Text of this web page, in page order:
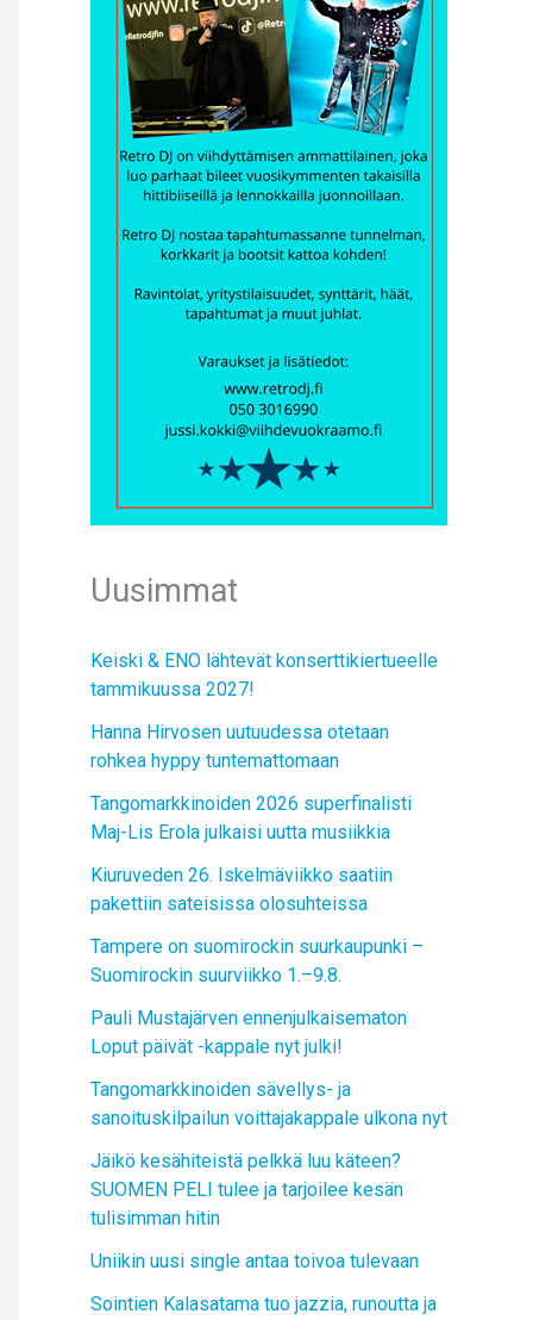
Uusimmat
Keiski & ENO lähtevät konserttikiertueelle
tammikuussa 2027!
Hanna Hirvosen uutuudessa otetaan
rohkea hyppy tuntemattomaan
Tangomarkkinoiden 2026 superfinalisti
Maj-Lis Erola julkaisi uutta musiikkia
Kiuruveden 26. Iskelmäviikko saatiin
pakettiin sateisissa olosuhteissa
Tampere on suomirockin suurkaupunki –
Suomirockin suurviikko 1.–9.8.
Pauli Mustajärven ennenjulkaisematon
Loput päivät -kappale nyt julki!
Tangomarkkinoiden sävellys- ja
sanoituskilpailun voittajakappale ulkona nyt
Jäikö kesähiteistä pelkkä luu käteen?
SUOMEN PELI tulee ja tarjoilee kesän
tulisimman hitin
Uniikin uusi single antaa toivoa tulevaan
Sointien Kalasatama tuo jazzia, runoutta ja